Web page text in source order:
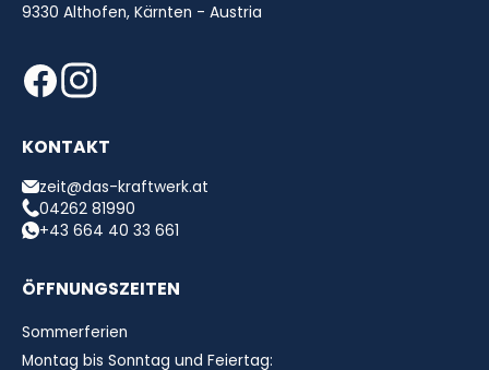
9330 Althofen, Kärnten - Austria
KONTAKT
zeit@das-kraftwerk.at
04262 81990
+43 664 40 33 661
ÖFFNUNGSZEITEN
Sommerferien
Montag bis Sonntag und Feiertag: